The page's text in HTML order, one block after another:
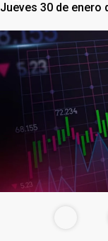
Jueves 30 de enero